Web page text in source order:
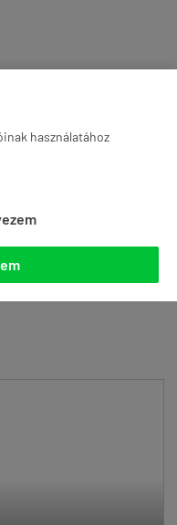
használatához
»